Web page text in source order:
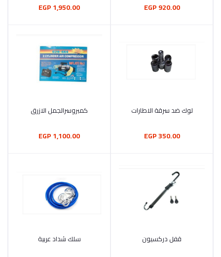
920.00 EGP
1,950.00 EGP
أضف إلى السلة
لوك ضد سرقة الاطارات
350.00 EGP
أضف إلى السلة
كمبروسرالجمل الازرق
1,100.00 EGP
أضف إلى السلة
قفل دركسيون أضف إلى السلة
سلك شداد عربية